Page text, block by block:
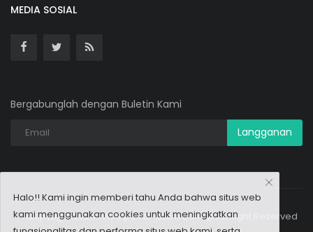
MEDIA SOSIAL
Bergabunglah dengan Buletin Kami
Langganan
Copyright 2024 www.portal-islam.com @ All Right Reserved
Halo!! Kami ingin memberi tahu Anda bahwa situs web
kami menggunakan cookies untuk meningkatkan